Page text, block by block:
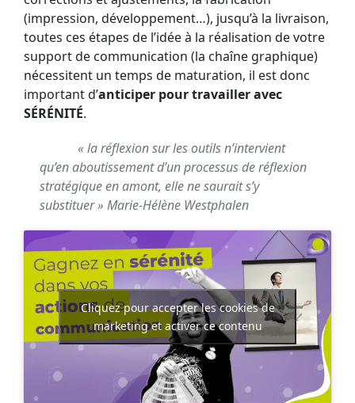
(impression, développement…), jusqu’à la livraison,
toutes ces étapes de l’idée à la réalisation de votre
support de communication (la chaîne graphique)
nécessitent un temps de maturation, il est donc
important d’anticiper pour travailler avec
SÉRÉNITÉ.
« la réflexion sur les outils n’intervient
qu’en aboutissement d’un processus de réflexion
stratégique en amont, elle ne saurait s’y
substituer » Marie-Hélène Westphalen
Cliquez pour accepter les cookies de
marketing et activer ce contenu